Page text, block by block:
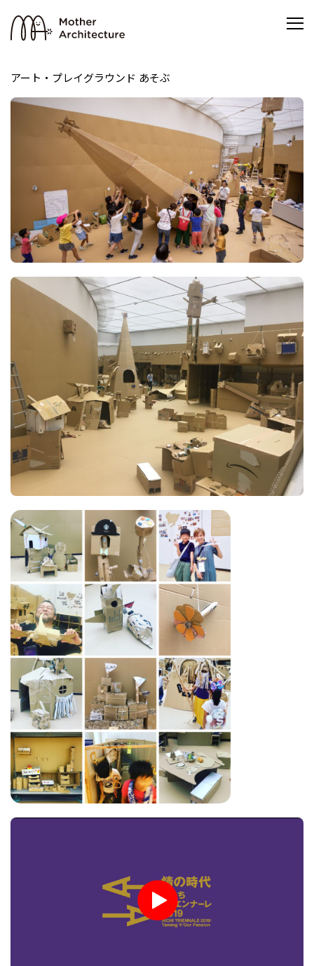
アート・プレイグラウンド あそぶ